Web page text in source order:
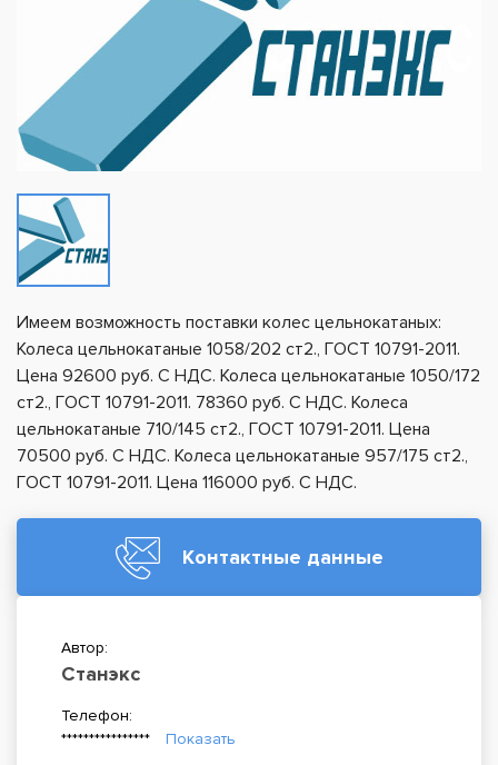
Имеем возможность поставки колес цельнокатаных:
Колеса цельнокатаные 1058/202 ст2., ГОСТ 10791-2011.
Цена 92600 руб. С НДС. Колеса цельнокатаные 1050/172
ст2., ГОСТ 10791-2011. 78360 руб. С НДС. Колеса
цельнокатаные 710/145 ст2., ГОСТ 10791-2011. Цена
70500 руб. С НДС. Колеса цельнокатаные 957/175 ст2.,
ГОСТ 10791-2011. Цена 116000 руб. С НДС.
Контактные данные
Автор:
Станэкс
Телефон:
****************
Показать